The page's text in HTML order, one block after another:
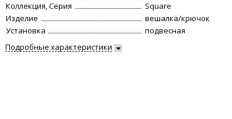
Коллекция, Серия
Square
Изделие
вешалка/крючок
Установка
подвесная
Подробные характеристики